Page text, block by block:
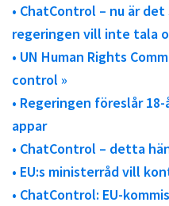
• ChatControl – nu är
regeringen vill inte tala
• UN Human Rights
control »
• Regeringen föreslår
appar
• ChatControl – detta
• EU:s ministerråd vill
• ChatControl: EU-